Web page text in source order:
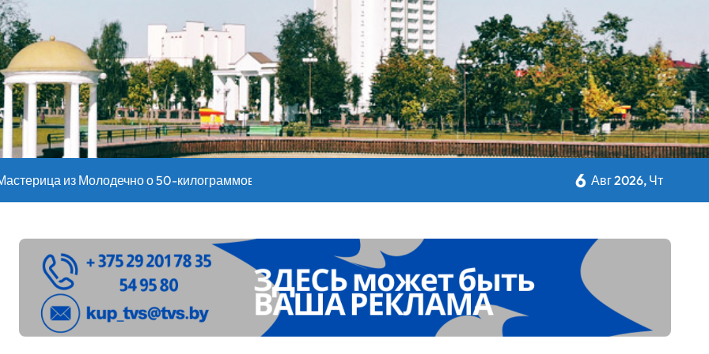
профилакториев. Лукашенко заслушал доклад главы Минсельхозпрода
из Молодечно о 50-килограммовом каравае для Дворца Независимости
детей с 1 сентября, рассказали в правительстве
рассказали о погоде на сегодня
– 05 08 2026
в Беларуси из-за жары
6 Авг 2026, Чт